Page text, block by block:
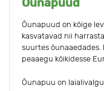
Õunapuud on kõige
kasvatavad nii
suurtes õunaaedades.
peaaegu kõikidesse
Õunapuu on